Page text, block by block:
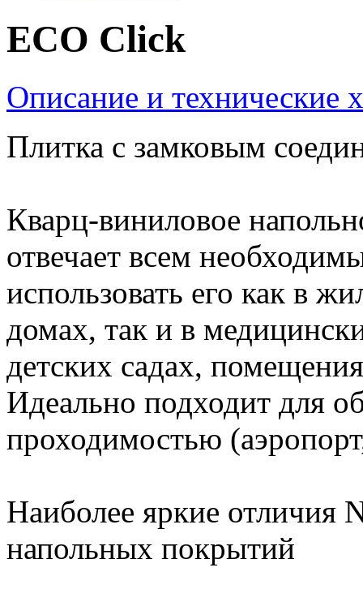
ECO Click
Описание и технические
Плитка с замковым
Кварц-виниловое
отвечает всем
использовать его как в
домах, так и в
детских садах,
Идеально подходит для
проходимостью
Наиболее яркие отличия
напольных покрытий